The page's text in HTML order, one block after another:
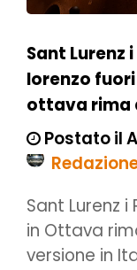
Sant Lurenz
lorenzo
ottava rima
Postato il
Sant Lurenz
in Ottava
versione in